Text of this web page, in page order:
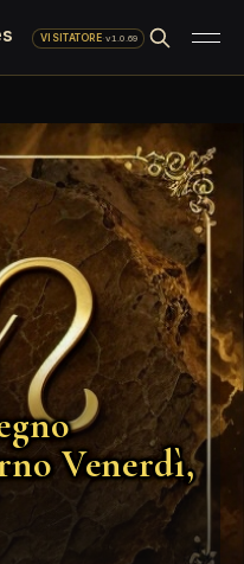
VISITATORE·v1.0.69
Venerdì,